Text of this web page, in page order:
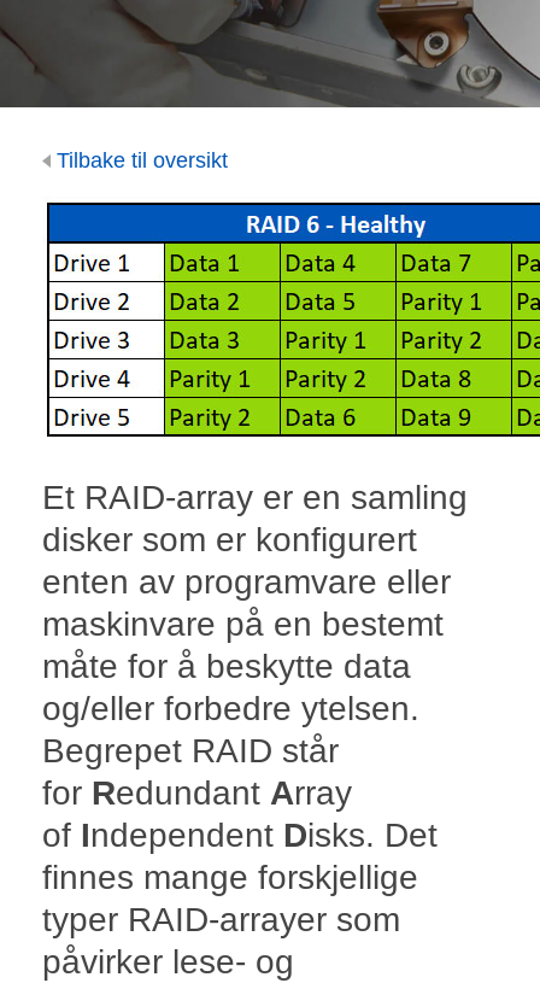
Tilbake til oversikt
Et RAID-array er en samling
disker som er konfigurert
enten av programvare eller
maskinvare på en bestemt
måte for å beskytte data
og/eller forbedre ytelsen.
Begrepet RAID står
for Redundant Array
of Independent Disks. Det
finnes mange forskjellige
typer RAID-arrayer som
påvirker lese- og